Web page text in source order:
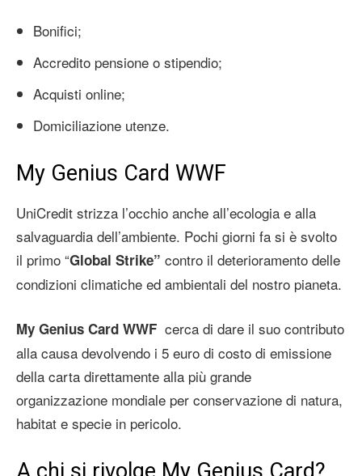
Bonifici;
Accredito pensione o stipendio;
Acquisti online;
Domiciliazione utenze.
My Genius Card WWF
UniCredit strizza l’occhio anche all’ecologia e alla
salvaguardia dell’ambiente. Pochi giorni fa si è svolto
il primo “Global Strike” contro il deterioramento delle
condizioni climatiche ed ambientali del nostro pianeta.
My Genius Card WWF cerca di dare il suo contributo
alla causa devolvendo i 5 euro di costo di emissione
della carta direttamente alla più grande
organizzazione mondiale per conservazione di natura,
habitat e specie in pericolo.